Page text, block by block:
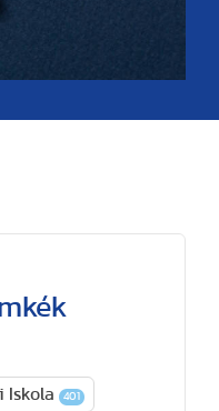
Iskola 401